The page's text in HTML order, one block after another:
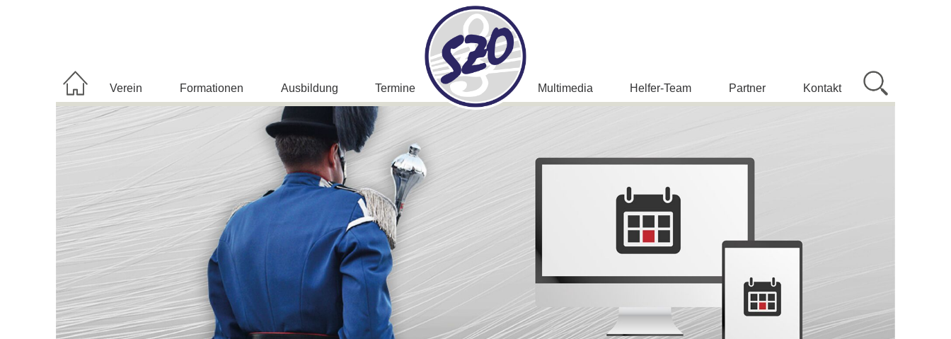
Navigation
überspringenVerein Formationen Ausbildung Termine Multimedia Helfer-Team Partner Kontakt